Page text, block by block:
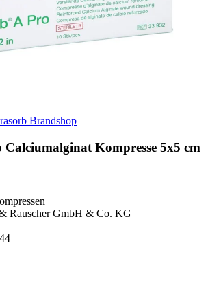
Brandshop
Calciumalginat Kompresse 5x5 cm
Rauscher GmbH & Co. KG